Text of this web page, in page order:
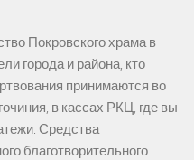
Покровского храма в
города и района, кто
принимаются во
в кассах РКЦ, где вы
Средства
благотворительного